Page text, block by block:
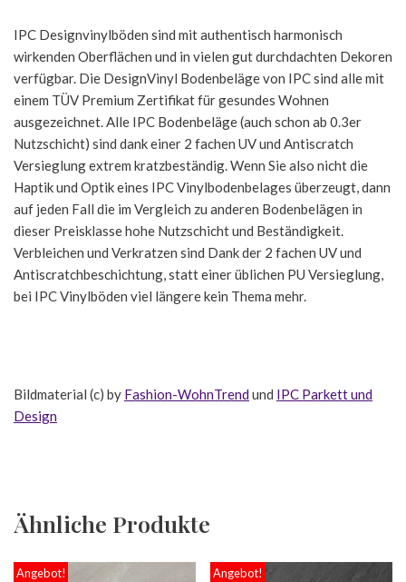
IPC Designvinylböden sind mit authentisch harmonisch
wirkenden Oberflächen und in vielen gut durchdachten Dekoren
verfügbar. Die DesignVinyl Bodenbeläge von IPC sind alle mit
einem TÜV Premium Zertifikat für gesundes Wohnen
ausgezeichnet. Alle IPC Bodenbeläge (auch schon ab 0.3er
Nutzschicht) sind dank einer 2 fachen UV und Antiscratch
Versieglung extrem kratzbeständig. Wenn Sie also nicht die
Haptik und Optik eines IPC Vinylbodenbelages überzeugt, dann
auf jeden Fall die im Vergleich zu anderen Bodenbelägen in
dieser Preisklasse hohe Nutzschicht und Beständigkeit.
Verbleichen und Verkratzen sind Dank der 2 fachen UV und
Antiscratchbeschichtung, statt einer üblichen PU Versieglung,
bei IPC Vinylböden viel längere kein Thema mehr.
Bildmaterial (c) by Fashion-WohnTrend und IPC Parkett und
Design
Ähnliche Produkte
Angebot! Angebot!